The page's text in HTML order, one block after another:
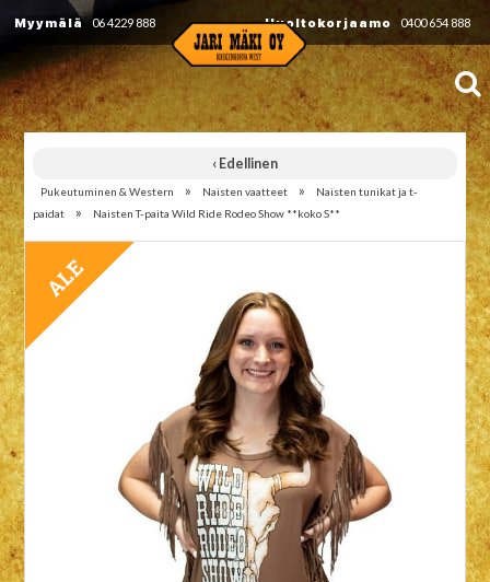
Myymälä 06 4229 888 Huoltokorjaamo 0400 654 888
‹ Edellinen
Pukeutuminen & Western » Naisten vaatteet »
Naisten tunikat ja t-
paidat
» Naisten T-paita Wild Ride Rodeo Show **koko S**